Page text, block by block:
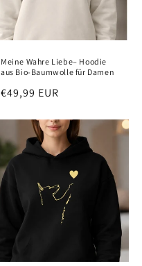
Meine Wahre Liebe– Hoodie
aus Bio-Baumwolle für Damen
Regular
€49,99 EUR